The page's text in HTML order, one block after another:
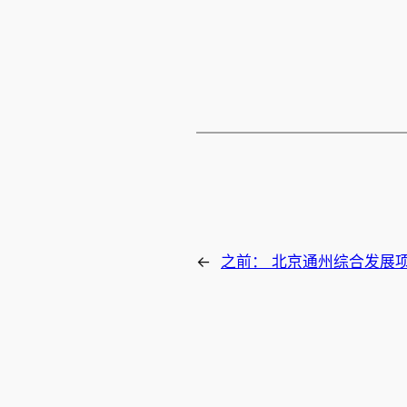
← 之前： 北京通州综合发展